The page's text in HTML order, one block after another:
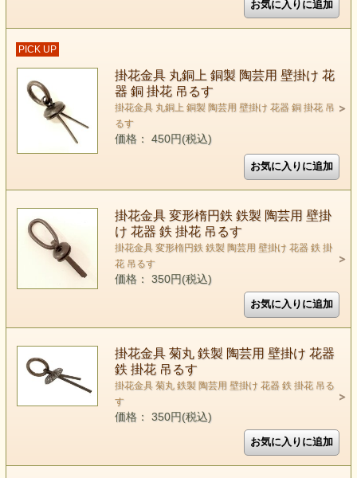
PICK UP
掛花金具 丸銅上 銅製 陶芸用 壁掛け 花
器 銅 掛花 吊るす
掛花金具 丸銅上 銅製 陶芸用 壁掛け 花器 銅 掛花 吊
るす
価格： 450円(税込)
掛花金具 変形楕円鉄 鉄製 陶芸用 壁掛
け 花器 鉄 掛花 吊るす
掛花金具 変形楕円鉄 鉄製 陶芸用 壁掛け 花器 鉄 掛
花 吊るす
価格： 350円(税込)
掛花金具 菊丸 鉄製 陶芸用 壁掛け 花器
鉄 掛花 吊るす
掛花金具 菊丸 鉄製 陶芸用 壁掛け 花器 鉄 掛花 吊る
す
価格： 350円(税込)